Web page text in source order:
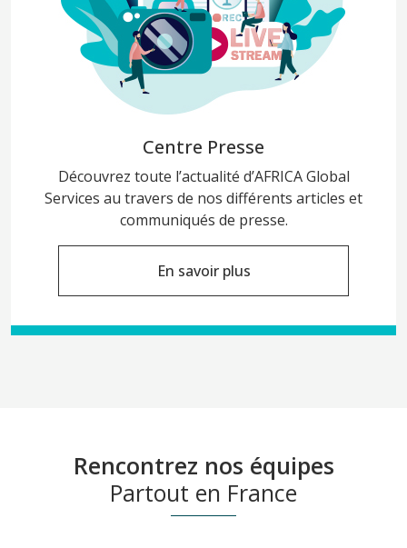
Centre Presse
Découvrez toute l’actualité d’AFRICAGlobal
Services au travers de nos différents articles et
communiqués de presse.
En savoir plus
Rencontrez nos équipes
Partout en France